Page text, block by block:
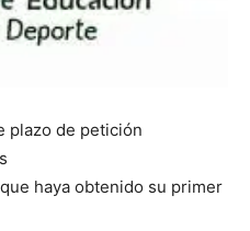
plazo de petición
haya obtenido su primer